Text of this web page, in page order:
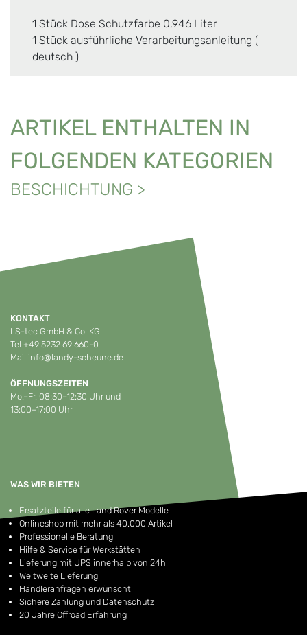
1 Stück Dose Schutzfarbe 0,946 Liter
1 Stück ausführliche Verarbeitungsanleitung (
deutsch )
ARTIKEL ENTHALTEN IN
FOLGENDEN KATEGORIEN
BESCHICHTUNG >
KONTAKT
LS-tec GmbH & Co. KG
Tel +49 5232 69 660-0
Mail info@landy-scheune.de
ÖFFNUNGSZEITEN
Mo.–Fr. 08:30–12:30 Uhr und
13:00–17:00 Uhr
WAS WIR BIETEN
Ersatzteile für alle Land Rover Modelle
Onlineshop mit mehr als 40.000 Artikel
Professionelle Beratung
Hilfe & Service für Werkstätten
Lieferung mit UPS innerhalb von 24h
Weltweite Lieferung
Händleranfragen erwünscht
Sichere Zahlung und Datenschutz
20 Jahre Offroad Erfahrung